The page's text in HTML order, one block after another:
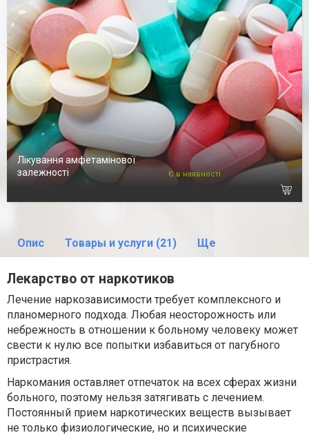
Лікування амфетамінової
залежності
Є в наявності
Опис Товары и услуги (21) Ще
Лекарство от наркотиков
Лечение наркозависимости требует комплексного и
планомерного подхода. Любая неосторожность или
небрежность в отношении к больному человеку может
свести к нулю все попытки избавиться от пагубного
пристрастия.
Наркомания оставляет отпечаток на всех сферах жизни
больного, поэтому нельзя затягивать с лечением.
Постоянный прием наркотических веществ вызывает
не только физиологические, но и психические